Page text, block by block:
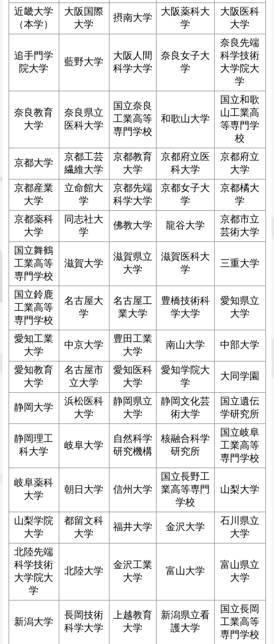
近畿大学
（本学）
大阪国際
大学
摂南大学
大阪薬科大
学
大阪医科
大学
追手門学
院大学
藍野大学
大阪人間
科学大学
奈良女子大
学
奈良先端
科学技術
大学院大
学
奈良教育
大学
奈良県立
医科大学
国立奈良
工業高等
専門学校
和歌山大学
国立和歌
山工業高
等専門学
校
京都大学
京都工芸
繊維大学
京都教育
大学
京都府立医
科大学
京都府立
大学
京都産業
大学
立命館大
学
京都先端
科学大学
京都女子大
学
京都橘大
学
京都薬科
大学
同志社大
学
佛教大学 龍谷大学
京都市立
芸術大学
国立舞鶴
工業高等
専門学校
滋賀大学
滋賀県立
大学
滋賀医科大
学
三重大学
国立鈴鹿
工業高等
専門学校
名古屋大
学
名古屋工
業大学
豊橋技術科
学大学
愛知県立
大学
愛知工業
大学
中京大学
豊田工業
大学
南山大学 中部大学
愛知教育
大学
名古屋市
立大学
愛知医科
大学
愛知学院大
学
大同学園
静岡大学
浜松医科
大学
静岡県立
大学
静岡文化芸
術大学
国立遺伝
学研究所
静岡理工
科大学
岐阜大学
自然科学
研究機構
核融合科学
研究所
国立岐阜
工業高等
専門学校
岐阜薬科
大学
朝日大学 信州大学
国立長野工
業高等専門
学校
山梨大学
山梨学院
大学
都留文科
大学
福井大学 金沢大学
石川県立
大学
北陸先端
科学技術
大学院大
学
北陸大学
金沢工業
大学
富山大学
富山県立
大学
新潟大学
長岡技術
科学大学
上越教育
大学
新潟県立看
護大学
国立長岡
工業高等
専門学校